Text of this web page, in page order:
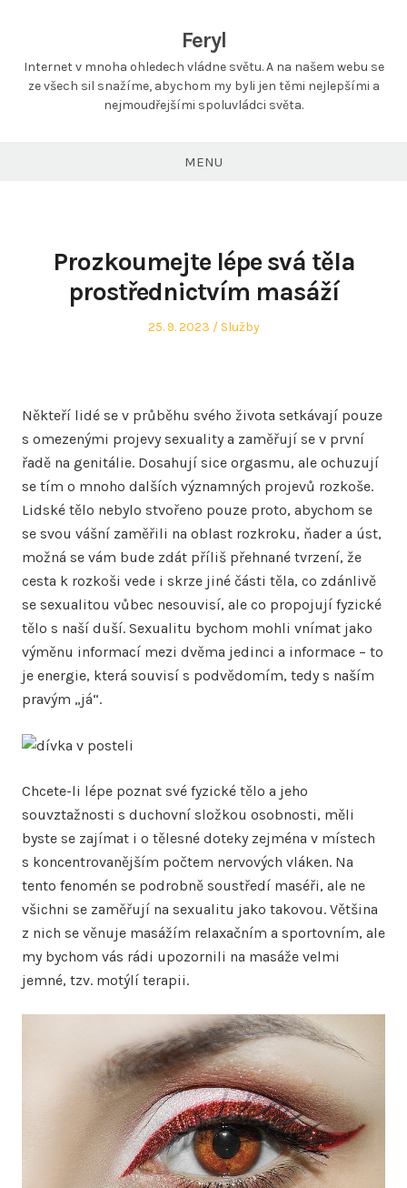
Feryl
Internet v mnoha ohledech vládne světu. A na našem webu se
ze všech sil snažíme, abychom my byli jen těmi nejlepšími a
nejmoudřejšími spoluvládci světa.
MENU
Prozkoumejte lépe svá těla
prostřednictvím masáží
Posted
25. 9. 2023
Posted
Služby
Někteří lidé se v průběhu svého života setkávají pouze
s omezenými projevy sexuality a zaměřují se v první
řadě na genitálie. Dosahují sice orgasmu, ale ochuzují
se tím o mnoho dalších významných projevů rozkoše.
Lidské tělo nebylo stvořeno pouze proto, abychom se
se svou vášní zaměřili na oblast rozkroku, ňader a úst,
možná se vám bude zdát příliš přehnané tvrzení, že
cesta k rozkoši vede i skrze jiné části těla, co zdánlivě
se sexualitou vůbec nesouvisí, ale co propojují fyzické
tělo s naší duší. Sexualitu bychom mohli vnímat jako
výměnu informací mezi dvěma jedinci a informace – to
je energie, která souvisí s podvědomím, tedy s naším
pravým „já“.
Chcete-li lépe poznat své fyzické tělo a jeho
souvztažnosti s duchovní složkou osobnosti, měli
byste se zajímat i o tělesné doteky zejména v místech
s koncentrovanějším počtem nervových vláken. Na
tento fenomén se podrobně soustředí maséři, ale ne
všichni se zaměřují na sexualitu jako takovou. Většina
z nich se věnuje masážím relaxačním a sportovním, ale
my bychom vás rádi upozornili na masáže velmi
jemné, tzv. motýlí terapii.